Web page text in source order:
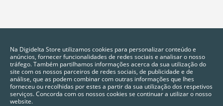
Na Digidelta Store utilizamos cookies para personalizar conteúdo e
anúncios, fornecer funcionalidades de redes sociais e analisar o nosso
tráfego. Também partilhamos informações acerca da sua utilização do
site com os nossos parceiros de redes sociais, de publicidade e de
análise, que as podem combinar com outras informações que lhes
forneceu ou recolhidas por estes a partir da sua utilização dos respetivos
serviços. Concorda com os nossos cookies se continuar a utilizar o nosso
website.